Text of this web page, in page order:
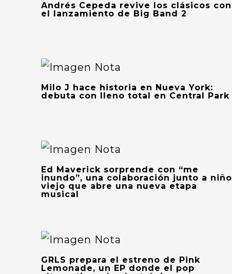
Andrés Cepeda revive los clásicos con
el lanzamiento de Big Band 2
Milo J hace historia en Nueva York:
debuta con lleno total en Central Park
Ed Maverick sorprende con “me
inundo”, una colaboración junto a niño
viejo que abre una nueva etapa
musical
GRLS prepara el estreno de Pink
Lemonade, un EP donde el pop